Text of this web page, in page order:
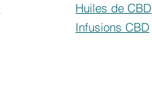
Huiles de CBD
Infusions CBD